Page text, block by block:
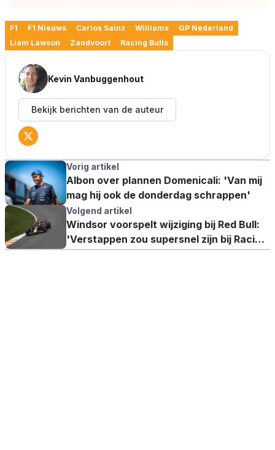
F1 F1 Nieuws Carlos Sainz Williams
GP Nederland
Liam Lawson
Zandvoort Racing Bulls
Kevin Vanbuggenhout
Bekijk berichten van de auteur
Vorig artikel
Albon over plannen Domenicali: 'Van mij
mag hij ook de donderdag schrappen'
Volgend artikel
Windsor voorspelt wijziging bij Red Bull:
'Verstappen zou supersnel zijn bij Racing
Bulls'